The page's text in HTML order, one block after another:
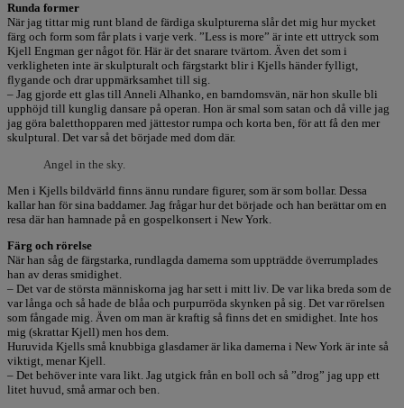
Runda former
När jag tittar mig runt bland de färdiga skulpturerna slår det mig hur mycket
färg och form som får plats i varje verk. ”Less is more” är inte ett uttryck som
Kjell Engman ger något för. Här är det snarare tvärtom. Även det som i
verkligheten inte är skulpturalt och färgstarkt blir i Kjells händer fylligt,
flygande och drar uppmärksamhet till sig.
– Jag gjorde ett glas till Anneli Alhanko, en barndomsvän, när hon skulle bli
upphöjd till kunglig dansare på operan. Hon är smal som satan och då ville jag
jag göra baletthopparen med jättestor rumpa och korta ben, för att få den mer
skulptural. Det var så det började med dom där.
Angel in the sky.
Men i Kjells bildvärld finns ännu rundare figurer, som är som bollar. Dessa
kallar han för sina baddamer. Jag frågar hur det började och han berättar om en
resa där han hamnade på en gospelkonsert i New York.
Färg och rörelse
När han såg de färgstarka, rundlagda damerna som uppträdde överrumplades
han av deras smidighet.
– Det var de största människorna jag har sett i mitt liv. De var lika breda som de
var långa och så hade de blåa och purpurröda skynken på sig. Det var rörelsen
som fångade mig. Även om man är kraftig så finns det en smidighet. Inte hos
mig (skrattar Kjell) men hos dem.
Huruvida Kjells små knubbiga glasdamer är lika damerna i New York är inte så
viktigt, menar Kjell.
– Det behöver inte vara likt. Jag utgick från en boll och så ”drog” jag upp ett
litet huvud, små armar och ben.